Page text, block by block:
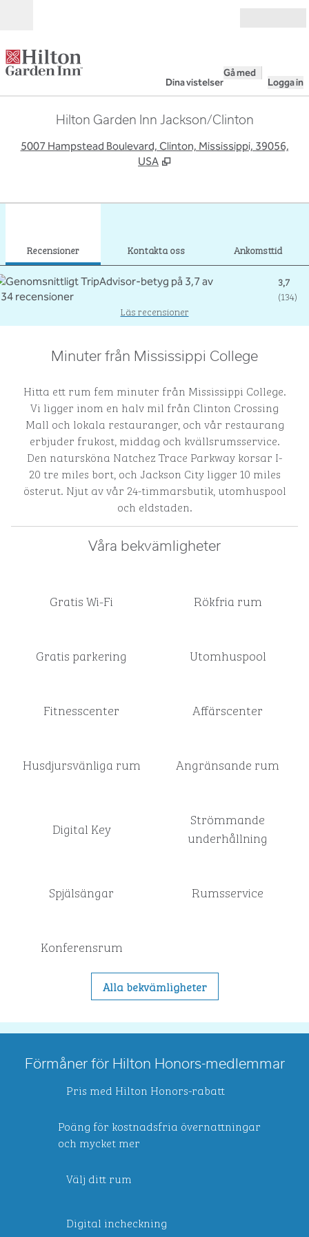
Dina vistelser
Gå med
Logga in
Hilton Garden Inn Jackson/Clinton
5007 Hampstead Boulevard, Clinton, Mississippi, 39056,
USA
Recensioner Kontakta oss Ankomsttid
3,7
(134)
Läs recensioner
Minuter från Mississippi College
Hitta ett rum fem minuter från Mississippi College.
Vi ligger inom en halv mil från Clinton Crossing
Mall och lokala restauranger, och vår restaurang
erbjuder frukost, middag och kvällsrumsservice.
Den natursköna Natchez Trace Parkway korsar I-
20 tre miles bort, och Jackson City ligger 10 miles
österut. Njut av vår 24-timmarsbutik, utomhuspool
och eldstaden.
Våra bekvämligheter
Gratis Wi-Fi Rökfria rum
Gratis parkering Utomhuspool
Fitnesscenter Affärscenter
Husdjursvänliga rum Angränsande rum
Digital Key
Strömmande
underhållning
Spjälsängar Rumsservice
Konferensrum
Alla bekvämligheter
Förmåner för Hilton Honors-medlemmar
Pris med Hilton Honors-rabatt
Poäng för kostnadsfria övernattningar
och mycket mer
Välj ditt rum
Digital incheckning